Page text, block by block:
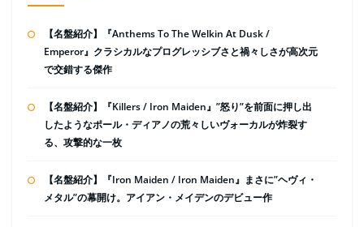
【名盤紹介】『Anthems To The Welkin At Dusk /
Emperor』クラシカルなプログレッシブさと禍々しさが高次元
で交錯する傑作
【名盤紹介】『Killers / Iron Maiden』”怒り”を前面に押し出
したようなポール・ディアノの荒々しいヴォーカルが炸裂す
る、攻撃的な一枚
【名盤紹介】『Iron Maiden / Iron Maiden』まさに”ヘヴィ・
メタル”の幕開け。アイアン・メイデンのデビュー作